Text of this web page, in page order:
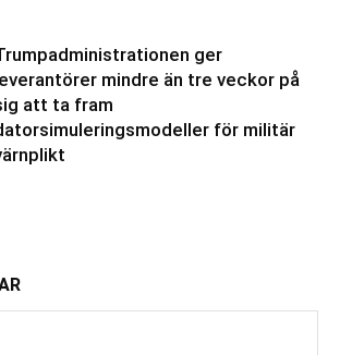
ger
mindre än tre veckor på
att ta fram
för militär